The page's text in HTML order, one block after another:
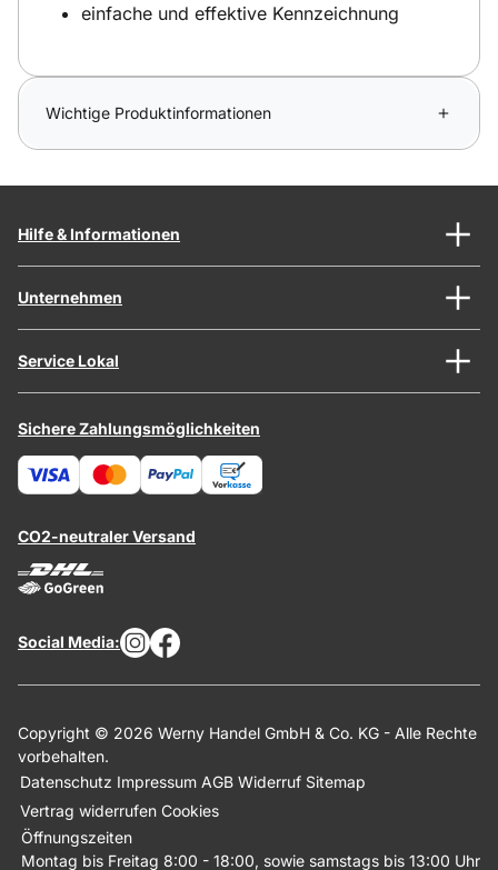
einfache und effektive Kennzeichnung
Wichtige Produktinformationen
Hilfe & Informationen
Unternehmen
Service Lokal
Sichere Zahlungsmöglichkeiten
CO2-neutraler Versand
Social Media:
Copyright © 2026 Werny Handel GmbH & Co. KG - Alle Rechte
vorbehalten.
Datenschutz Impressum AGB Widerruf Sitemap
Vertrag widerrufen Cookies
Öffnungszeiten
Montag bis Freitag 8:00 - 18:00, sowie samstags bis 13:00 Uhr